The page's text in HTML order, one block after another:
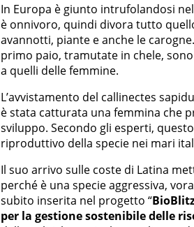
In Europa è giunto intrufolandosi
è onnivoro, quindi divora tutto
avannotti, piante e anche le
primo paio, tramutate in chele,
a quelli delle femmine.
L’avvistamento del callinectes
è stata catturata una femmina che
sviluppo. Secondo gli esperti,
riproduttivo della specie nei mari
Il suo arrivo sulle coste di Latina
perché è una specie aggressiva,
subito inserita nel progetto “
per la gestione sostenibile delle